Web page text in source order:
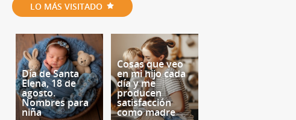
LO MÁS VISITADO
Día de Santa
Elena, 18 de
agosto.
Nombres para
niña
Cosas que veo
en mi hijo cada
día y me
producen
satisfacción
como madre